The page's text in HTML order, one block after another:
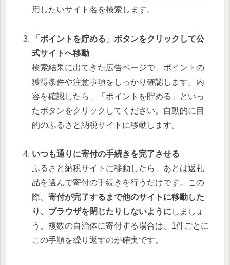
用したいサイト名を検索します。
「ポイントを貯める」ボタンをクリックして公
式サイトへ移動
検索結果に出てきた広告ページで、ポイントの
獲得条件や注意事項をしっかり確認します。内
容を確認したら、「ポイントを貯める」といっ
たボタンをクリックしてください。自動的に目
的のふるさと納税サイトに移動します。
いつも通りに寄付の手続きを完了させる
ふるさと納税サイトに移動したら、あとは返礼
品を選んで寄付の手続きを行うだけです。この
際、寄付が完了するまで他のサイトに移動した
り、ブラウザを閉じたりしないように しましょ
う。複数の自治体に寄付する場合は、1件ごとに
この手順を繰り返すのが確実です。